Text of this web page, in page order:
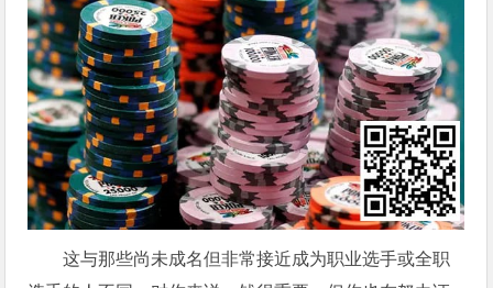
这与那些尚未成名但非常接近成为职业选手或全职